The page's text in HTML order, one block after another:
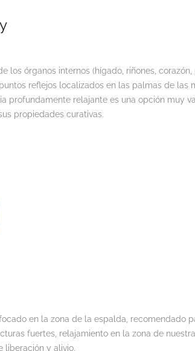
los órganos internos (hígado, riñones,
reflejos localizados en las palmas de las
profundamente relajante es una opción muy
propiedades curativas.
en la zona de la espalda, recomendado
fuertes, relajamiento en la zona de
liberación y alivio.